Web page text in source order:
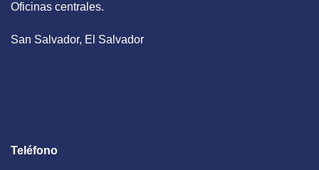
Oficinas centrales.
San Salvador, El Salvador
Teléfono